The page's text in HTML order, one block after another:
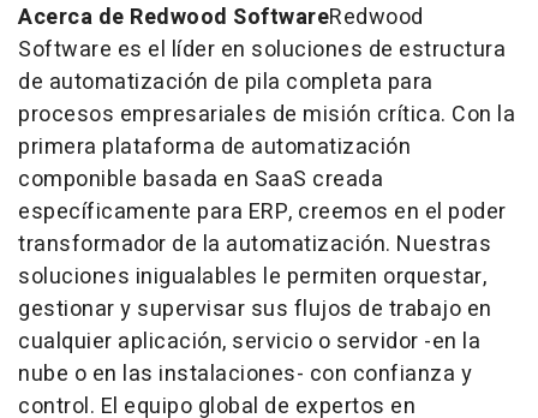
Acerca de Redwood SoftwareRedwood
Software es el líder en soluciones de estructura
de automatización de pila completa para
procesos empresariales de misión crítica. Con la
primera plataforma de automatización
componible basada en SaaS creada
específicamente para ERP, creemos en el poder
transformador de la automatización. Nuestras
soluciones inigualables le permiten orquestar,
gestionar y supervisar sus flujos de trabajo en
cualquier aplicación, servicio o servidor -en la
nube o en las instalaciones- con confianza y
control. El equipo global de expertos en